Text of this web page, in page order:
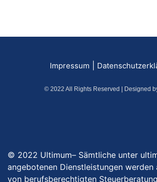
Impressum
© 2022 All Rights Reserved | Designed
© 2022 Ultimum– Sämtliche unter
angebotenen Dienstleistungen werden
von berufsberechtigten